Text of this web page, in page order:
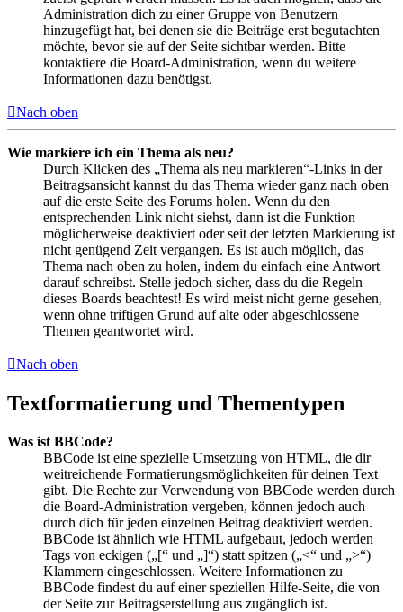
Administration dich zu einer Gruppe von Benutzern
hinzugefügt hat, bei denen sie die Beiträge erst begutachten
möchte, bevor sie auf der Seite sichtbar werden. Bitte
kontaktiere die Board-Administration, wenn du weitere
Informationen dazu benötigst.
Nach oben
Wie markiere ich ein Thema als neu?
Durch Klicken des „Thema als neu markieren“-Links in der
Beitragsansicht kannst du das Thema wieder ganz nach oben
auf die erste Seite des Forums holen. Wenn du den
entsprechenden Link nicht siehst, dann ist die Funktion
möglicherweise deaktiviert oder seit der letzten Markierung ist
nicht genügend Zeit vergangen. Es ist auch möglich, das
Thema nach oben zu holen, indem du einfach eine Antwort
darauf schreibst. Stelle jedoch sicher, dass du die Regeln
dieses Boards beachtest! Es wird meist nicht gerne gesehen,
wenn ohne triftigen Grund auf alte oder abgeschlossene
Themen geantwortet wird.
Nach oben
Textformatierung und Thementypen
Was ist BBCode?
BBCode ist eine spezielle Umsetzung von HTML, die dir
weitreichende Formatierungsmöglichkeiten für deinen Text
gibt. Die Rechte zur Verwendung von BBCode werden durch
die Board-Administration vergeben, können jedoch auch
durch dich für jeden einzelnen Beitrag deaktiviert werden.
BBCode ist ähnlich wie HTML aufgebaut, jedoch werden
Tags von eckigen („[“ und „]“) statt spitzen („<“ und „>“)
Klammern eingeschlossen. Weitere Informationen zu
BBCode findest du auf einer speziellen Hilfe-Seite, die von
der Seite zur Beitragserstellung aus zugänglich ist.